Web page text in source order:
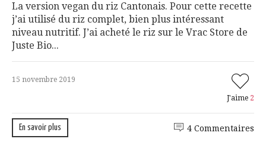
La version vegan du riz Cantonais. Pour cette recette
j’ai utilisé du riz complet, bien plus intéressant
niveau nutritif. J’ai acheté le riz sur le Vrac Store de
Juste Bio...
15 novembre 2019
J'aime 2
En savoir plus 4 Commentaires